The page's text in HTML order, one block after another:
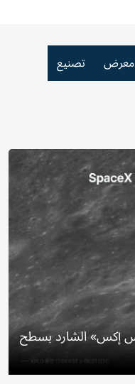
معرض تصنيع
إكس» الشارد بسطح